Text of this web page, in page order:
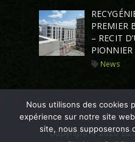
PREMIER
– RECIT
PIONNIER
News
Copyright © 2020
Nous utilisons des cookies
expérience sur notre site
site, nous supposerons